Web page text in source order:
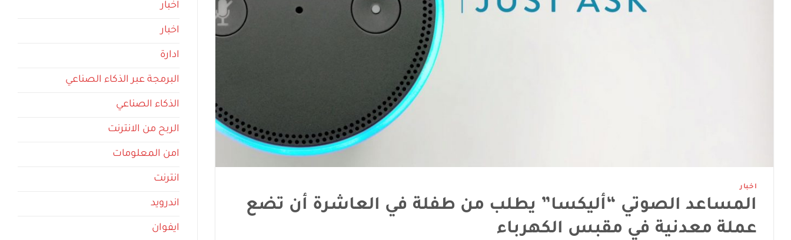
اخبار
المساعد الصوتي “أليكسا” يطلب من طفلة في العاشرة أن تضع
عملة معدنية في مقبس الكهرباء
اخبار
اخبار
ادارة
البرمجة عبر الذكاء الصناعي
الذكاء الصناعي
الربح من الانترنت
امن المعلومات
انترنت
اندرويد
ايفوان